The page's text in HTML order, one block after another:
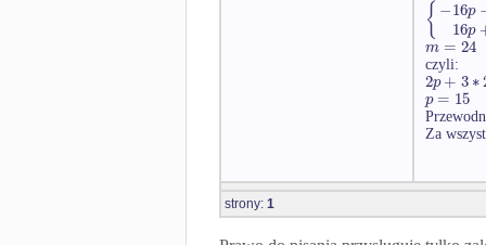
{ −16p
16p
m = 24
czyli:
2p+ 3∗
p = 15
Za
strony: 1